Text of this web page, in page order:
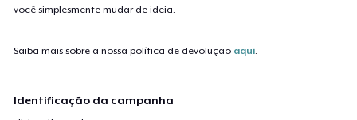
você simplesmente mudar de ideia.
Saiba mais sobre a nossa política de devolução aqui.
Identificação da campanha